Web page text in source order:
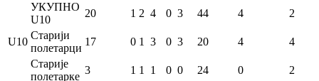
U10
УКУПНО
U10
20 1 2 4 0 3 44 4
2
Старији
полетарци
17 0 1 3 0 3 20 4
4
Старије
полетарке
3 1 1 1 0 0 24 0 2